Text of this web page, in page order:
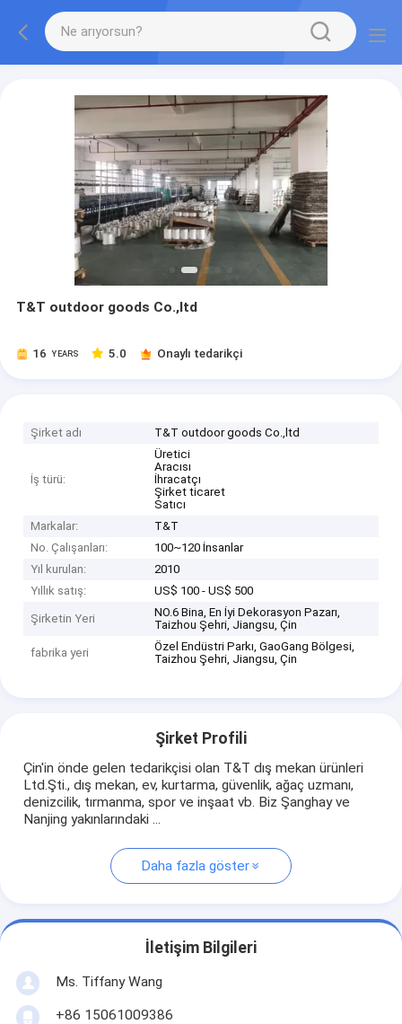
T&T outdoor goods Co.,ltd
16 YEARS 5.0 Onaylı tedarikçi
Şirket adı T&T outdoor goods Co.,ltd
İş türü:
Üretici
Aracısı
İhracatçı
Şirket ticaret
Satıcı
Markalar:
T&T
No. Çalışanları:
100~120 İnsanlar
Yıl kurulan:
2010
Yıllık satış:
US$ 100 - US$ 500
Şirketin Yeri
NO.6 Bina, En İyi Dekorasyon Pazarı,
Taizhou Şehri, Jiangsu, Çin
fabrika yeri
Özel Endüstri Parkı, GaoGang Bölgesi,
Taizhou Şehri, Jiangsu, Çin
Şirket Profili
Çin'in önde gelen tedarikçisi olan T&T dış mekan ürünleri
Ltd.Şti., dış mekan, ev, kurtarma, güvenlik, ağaç uzmanı,
denizcilik, tırmanma, spor ve inşaat vb. Biz Şanghay ve
Nanjing yakınlarındaki ...
Daha fazla göster
İletişim Bilgileri
Ms. Tiffany Wang
+86 15061009386